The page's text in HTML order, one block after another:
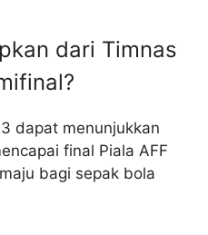
dari Timnas
dapat menunjukkan
final Piala AFF
bagi sepak bola